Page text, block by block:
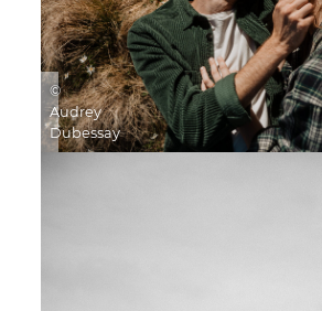
©
Audrey
Dubessay